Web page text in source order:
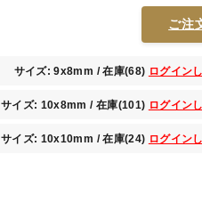
ご注
サイズ: 9x8mm / 在庫(68) ログイン
サイズ: 10x8mm / 在庫(101) ログイン
サイズ: 10x10mm / 在庫(24) ログイン